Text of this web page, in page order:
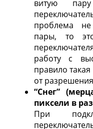
витую
проблема
пары, то
работу с
правило
от
“Снег”
пиксели в
При